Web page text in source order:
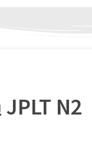
N2